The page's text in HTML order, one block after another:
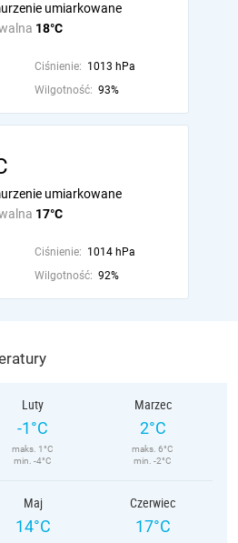
18°C
umiarkowane
Ciśnienie: 1013 hPa
Wilgotność: 93%
17°C
umiarkowane
Ciśnienie: 1014 hPa
Wilgotność: 92%
Luty
-1°C
maks. 1°C
min. -4°C
Marzec
2°C
maks. 6°C
min. -2°C
Maj
14°C
Czerwiec
17°C